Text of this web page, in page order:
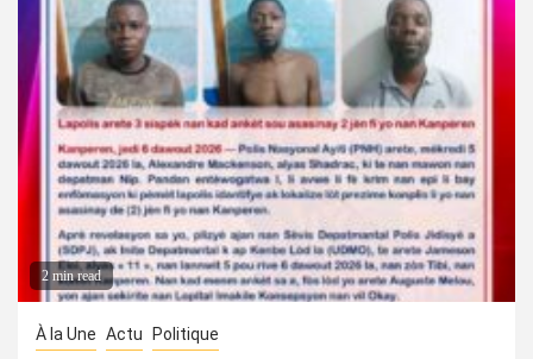
2 min read
À la Une Actu Politique